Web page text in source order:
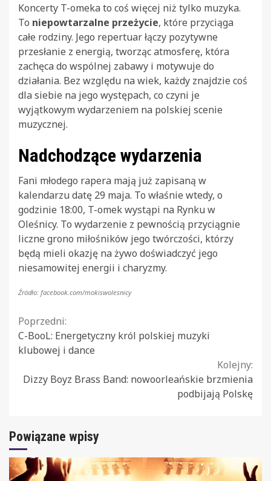
Koncerty T-omeka to coś więcej niż tylko muzyka.
To niepowtarzalne przeżycie, które przyciąga
całe rodziny. Jego repertuar łączy pozytywne
przesłanie z energią, tworząc atmosferę, która
zachęca do wspólnej zabawy i motywuje do
działania. Bez względu na wiek, każdy znajdzie coś
dla siebie na jego występach, co czyni je
wyjątkowym wydarzeniem na polskiej scenie
muzycznej.
Nadchodzące wydarzenia
Fani młodego rapera mają już zapisaną w
kalendarzu datę 29 maja. To właśnie wtedy, o
godzinie 18:00, T-omek wystąpi na Rynku w
Oleśnicy. To wydarzenie z pewnością przyciągnie
liczne grono miłośników jego twórczości, którzy
będą mieli okazję na żywo doświadczyć jego
niesamowitej energii i charyzmy.
Źródło: facebook.com/mokiswolesnicy
Continue
Reading
Poprzedni:
C-BooL: Energetyczny król polskiej muzyki
klubowej i dance
Kolejny:
Dizzy Boyz Brass Band: nowoorleańskie brzmienia
podbijają Polskę
Powiązane wpisy